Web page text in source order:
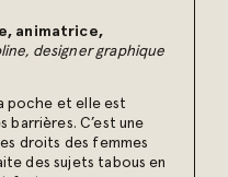
animatrice,
designer graphique
poche et elle est
C’est une
droits des femmes
des sujets tabous en